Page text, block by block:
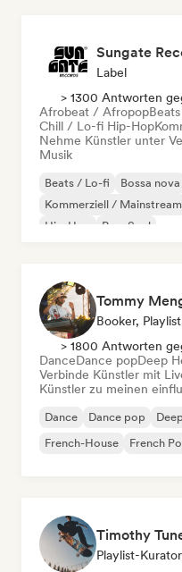
Sungate
Label
> 1300 Antworten
Afrobeat / Afropop
Chill / Lo-fi Hip-Hop
Nehme Künstler unter
Musik
Beats / Lo-fi Bossa nova
Kommerziell / Mainstream
Hip-Hop
Pop-Soul
Tommy
Booker,
> 1800 Antworten
DanceDance popDeep
Verbinde Künstler mit
Künstler zu meinen
Dance Dance pop
French-House
French
Timothy
Playlist-Kurator